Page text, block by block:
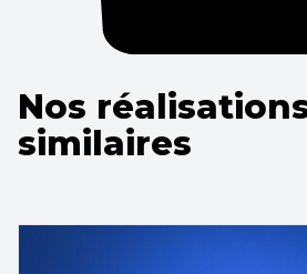
Nos
similaires